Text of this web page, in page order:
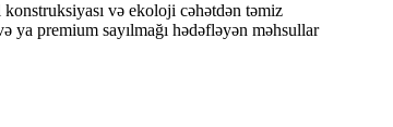
və ekoloji cəhətdən təmiz
ya premium sayılmağı hədəfləyən məhsullar